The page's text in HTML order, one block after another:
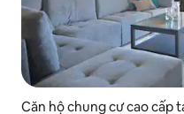
Căn hộ chung cư cao cấp